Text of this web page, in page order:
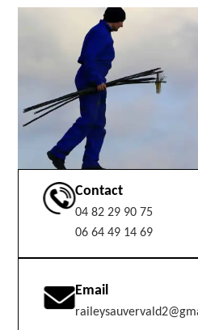
Contact
04 82 29 90 75
06 64 49 14 69
Email